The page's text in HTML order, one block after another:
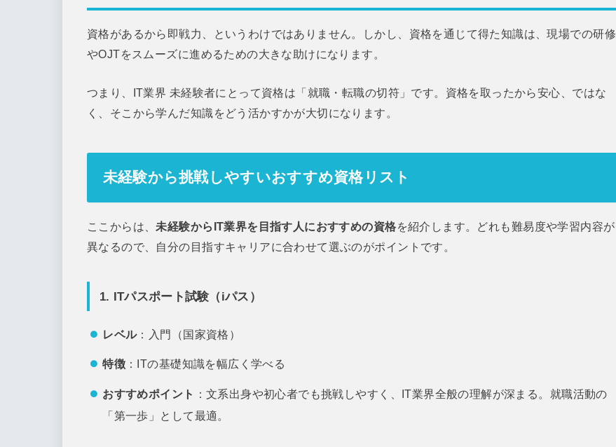
資格があるから即戦力、というわけではありません。しかし、資格を通じて得た知識は、現場での研修
やOJTをスムーズに進めるための大きな助けになります。
つまり、IT業界 未経験者にとって資格は「就職・転職の切符」です。資格を取ったから安心、ではな
く、そこから学んだ知識をどう活かすかが大切になります。
未経験から挑戦しやすいおすすめ資格リスト
ここからは、未経験からIT業界を目指す人におすすめの資格を紹介します。どれも難易度や学習内容が
異なるので、自分の目指すキャリアに合わせて選ぶのがポイントです。
1. ITパスポート試験（iパス）
レベル：入門（国家資格）
特徴 ：ITの基礎知識を幅広く学べる
おすすめポイント
：文系出身や初心者でも挑戦しやすく、IT業界全般の理解が深まる。就職活動の
「第一歩」として最適。